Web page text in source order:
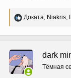
Р
е
ц
и
и
:
Доката, Niakris,
dark
Тёмная